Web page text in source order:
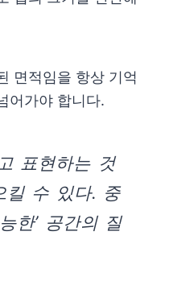
면적임을 항상 기억
어가야 합니다.
표현하는 것
킬 수 있다. 중
한’ 공간의 질